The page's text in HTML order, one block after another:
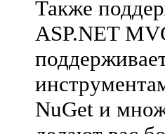
Также
ASP.NET
NuGet и